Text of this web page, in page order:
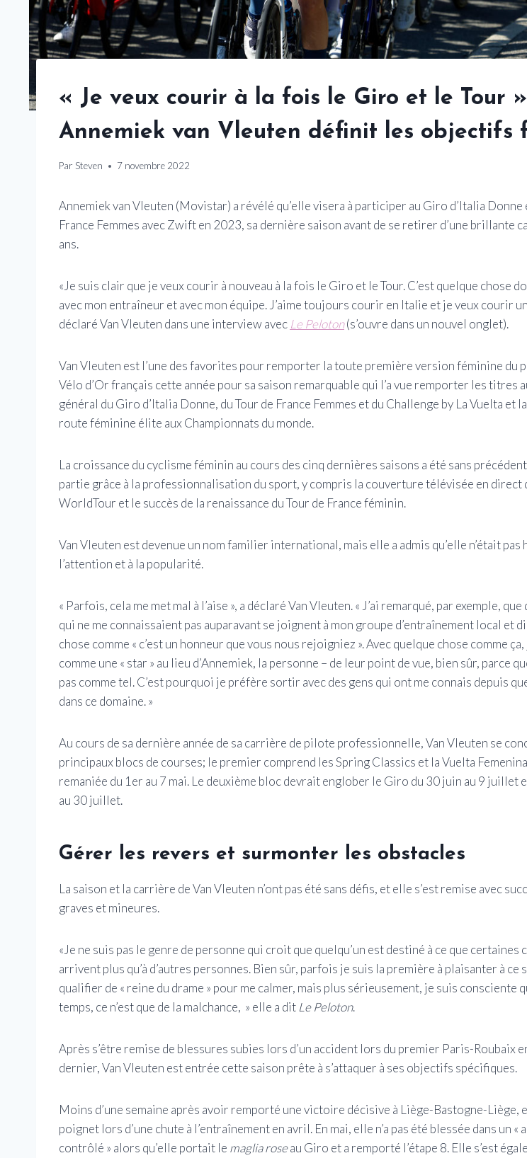
« Je veux courir à la fois le Giro et le Tour
Annemiek van Vleuten définit les objectifs
Par Steven 7 novembre 2022
Annemiek van Vleuten (Movistar) a révélé qu’elle visera à participer au Giro d’Italia Donne
France Femmes avec Zwift en 2023, sa dernière saison avant de se retirer d’une brillante
ans.
«Je suis clair que je veux courir à nouveau à la fois le Giro et le Tour. C’est quelque chose
avec mon entraîneur et avec mon équipe. J’aime toujours courir en Italie et je veux courir
déclaré Van Vleuten dans une interview avec Le Peloton(s’ouvre dans un nouvel onglet).
Van Vleuten est l’une des favorites pour remporter la toute première version féminine du
Vélo d’Or français cette année pour sa saison remarquable qui l’a vue remporter les titres
général du Giro d’Italia Donne, du Tour de France Femmes et du Challenge by La Vuelta et
route féminine élite aux Championnats du monde.
La croissance du cyclisme féminin au cours des cinq dernières saisons a été sans
partie grâce à la professionnalisation du sport, y compris la couverture télévisée en direct
WorldTour et le succès de la renaissance du Tour de France féminin.
Van Vleuten est devenue un nom familier international, mais elle a admis qu’elle n’était pas
l’attention et à la popularité.
« Parfois, cela me met mal à l’aise », a déclaré Van Vleuten. « J’ai remarqué, par exemple,
qui ne me connaissaient pas auparavant se joignent à mon groupe d’entraînement local et
chose comme « c’est un honneur que vous nous rejoigniez ». Avec quelque chose comme
comme une « star » au lieu d’Annemiek, la personne – de leur point de vue, bien sûr, parce
pas comme tel. C’est pourquoi je préfère sortir avec des gens qui ont me connais depuis
dans ce domaine. »
Au cours de sa dernière année de sa carrière de pilote professionnelle, Van Vleuten se
principaux blocs de courses; le premier comprend les Spring Classics et la Vuelta
remaniée du 1er au 7 mai. Le deuxième bloc devrait englober le Giro du 30 juin au 9 juillet
au 30 juillet.
Gérer les revers et surmonter les obstacles
La saison et la carrière de Van Vleuten n’ont pas été sans défis, et elle s’est remise avec
graves et mineures.
«Je ne suis pas le genre de personne qui croit que quelqu’un est destiné à ce que certaines
arrivent plus qu’à d’autres personnes. Bien sûr, parfois je suis la première à plaisanter à ce
qualifier de « reine du drame » pour me calmer, mais plus sérieusement, je suis consciente
temps, ce n’est que de la malchance, » elle a dit Le Peloton.
Après s’être remise de blessures subies lors d’un accident lors du premier Paris-Roubaix
dernier, Van Vleuten est entrée cette saison prête à s’attaquer à ses objectifs spécifiques.
Moins d’une semaine après avoir remporté une victoire décisive à Liège-Bastogne-Liège,
poignet lors d’une chute à l’entraînement en avril. En mai, elle n’a pas été blessée dans un «
contrôlé » alors qu’elle portait le maglia roseau Giro et a remporté l’étape 8. Elle s’est